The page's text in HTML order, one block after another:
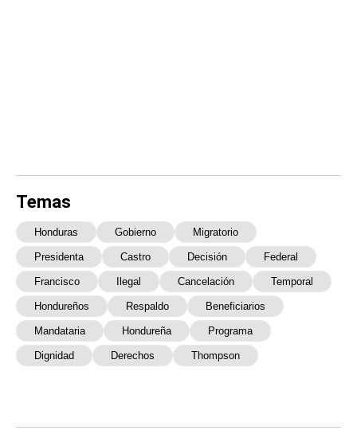
Temas
Honduras Gobierno Migratorio
Presidenta Castro Decisión Federal
Francisco Ilegal Cancelación Temporal
Hondureños Respaldo Beneficiarios
Mandataria Hondureña Programa
Dignidad Derechos Thompson